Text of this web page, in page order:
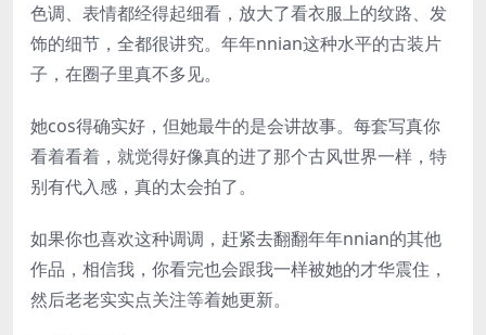
色调、表情都经得起细看，放大了看衣服上的纹路、发
饰的细节，全都很讲究。年年nnian这种水平的古装片
子，在圈子里真不多见。
她cos得确实好，但她最牛的是会讲故事。每套写真你
看着看着，就觉得好像真的进了那个古风世界一样，特
别有代入感，真的太会拍了。
如果你也喜欢这种调调，赶紧去翻翻年年nnian的其他
作品，相信我，你看完也会跟我一样被她的才华震住，
然后老老实实点关注等着她更新。